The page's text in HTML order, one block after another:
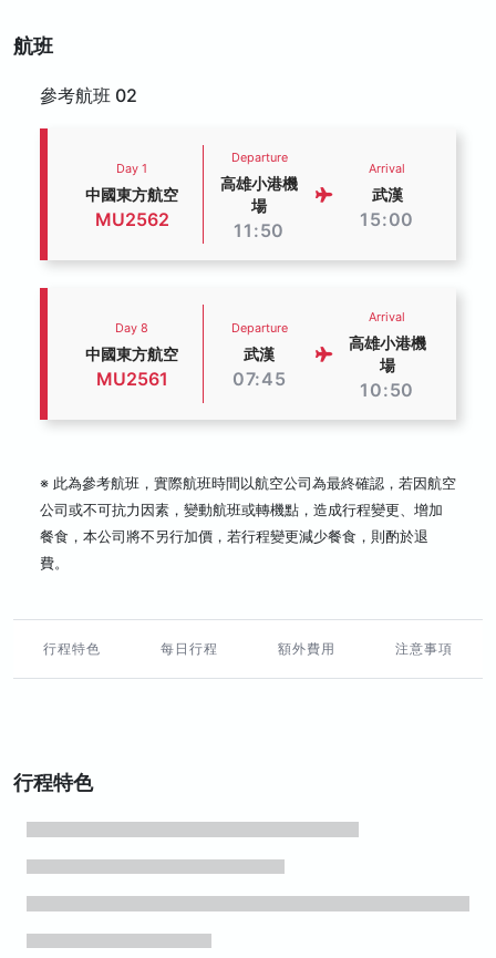
航班
參考航班 02
Day 1
中國東方航空
MU2562
Departure
高雄小港機
場
11:50
Arrival
武漢
15:00
Day 8
中國東方航空
MU2561
Departure
武漢
07:45
Arrival
高雄小港機
場
10:50
※ 此為參考航班，實際航班時間以航空公司為最終確認，若因航空
公司或不可抗力因素，變動航班或轉機點，造成行程變更、增加
餐食，本公司將不另行加價，若行程變更減少餐食，則酌於退
費。
行程特色 每日行程 額外費用 注意事項
行程特色